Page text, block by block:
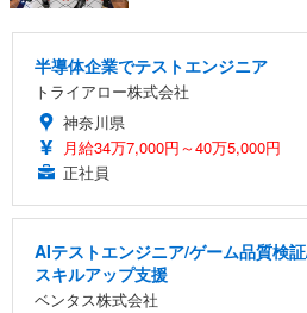
半導体企業でテストエンジニア
トライアロー株式会社
神奈川県
月給34万7,000円～40万5,000円
正社員
AIテストエンジニア/ゲーム品質検
スキルアップ支援
ベンタス株式会社